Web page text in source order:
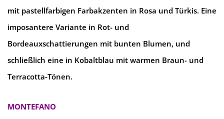
mit pastellfarbigen Farbakzenten in Rosa und Türkis. Eine
imposantere Variante in Rot- und
Bordeauxschattierungen mit bunten Blumen, und
schließlich eine in Kobaltblau mit warmen Braun- und
Terracotta-Tönen.
MONTEFANO